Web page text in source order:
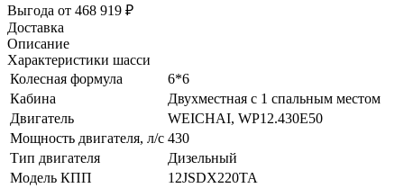
Выгода от 468 919 ₽
Доставка
Описание
Характеристики шасси
Колесная формула
6*6
Кабина
Двухместная с 1 спальным местом
Двигатель
WEICHAI, WP12.430Е50
Мощность двигателя, л/с 430
Тип двигателя
Дизельный
Модель КПП
12JSDX220TA